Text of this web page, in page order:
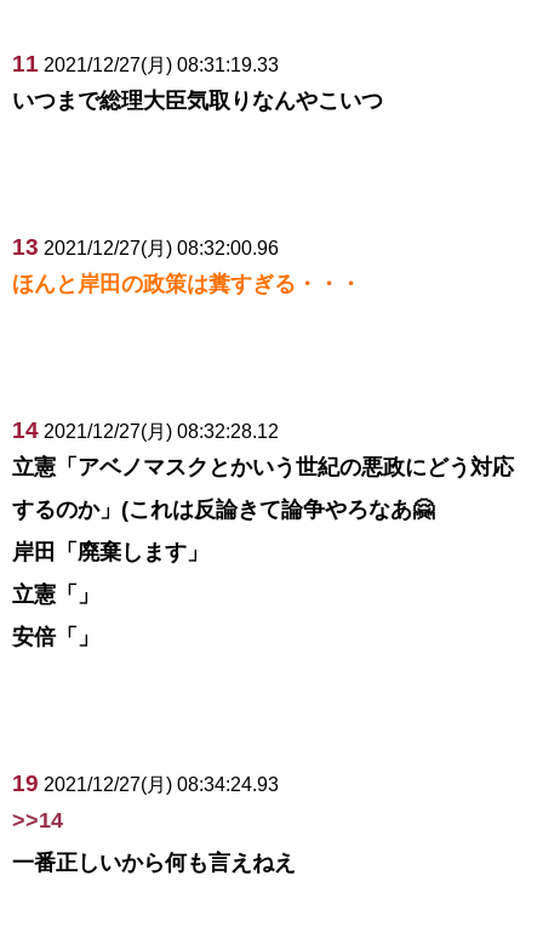
11 2021/12/27(月) 08:31:19.33
いつまで総理大臣気取りなんやこいつ
13 2021/12/27(月) 08:32:00.96
ほんと岸田の政策は糞すぎる・・・
14 2021/12/27(月) 08:32:28.12
立憲「アベノマスクとかいう世紀の悪政にどう対応
するのか」(これは反論きて論争やろなあ🤗
岸田「廃棄します」
立憲「」
安倍「」
19 2021/12/27(月) 08:34:24.93
>>14
一番正しいから何も言えねえ